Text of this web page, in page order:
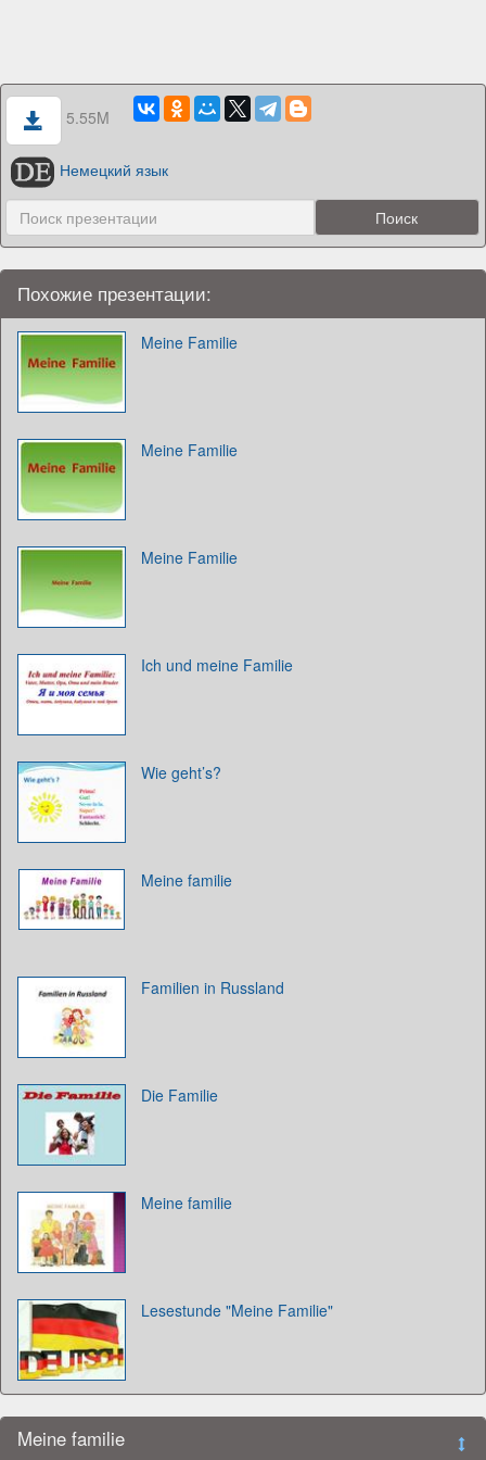
5.55M
Немецкий язык
Похожие презентации:
Meine Familie
Meine Familie
Meine Familie
Ich und meine Familie
Wie geht’s?
Meine familie
Familien in Russland
Die Familie
Meine familie
Lesestunde "Meine Familie"
Meine familie